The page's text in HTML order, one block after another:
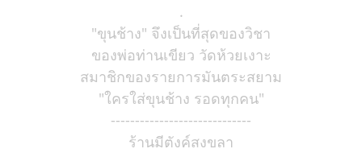
.
"ขุนช้าง" จึงเป็นที่สุดของวิชา
ของพ่อท่านเขียว วัดห้วยเงาะ
สมาชิกของรายการมันตระสยาม
"ใครใส่ขุนช้าง รอดทุกคน"
-----------------------------
ร้านมีตังค์สงขลา